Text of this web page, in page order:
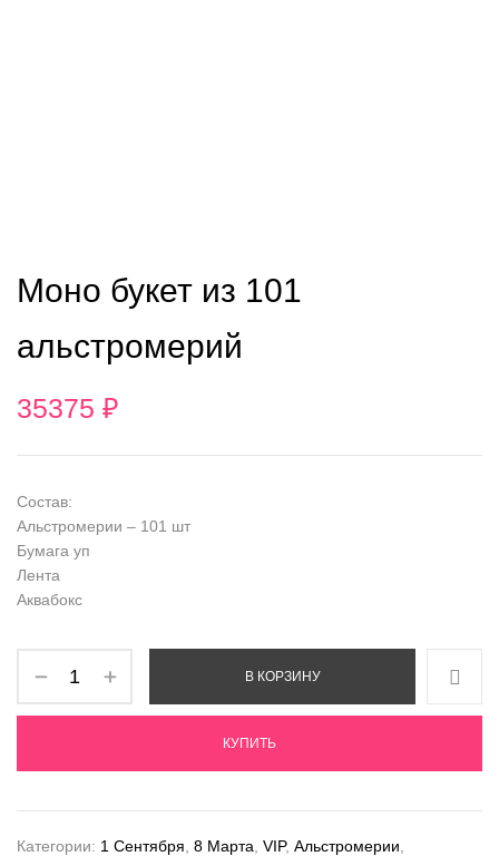
Моно букет из 101
альстромерий
35375 ₽
Состав:
Альстромерии – 101 шт
Бумага уп
Лента
Аквабокс
В КОРЗИНУ
КУПИТЬ
Категории: 1 Сентября 8 Марта VIP, Альстромерии